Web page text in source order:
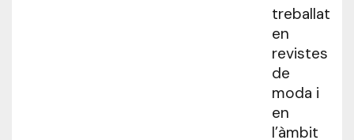
treballat
en
revistes
de
moda i
en
l’àmbit